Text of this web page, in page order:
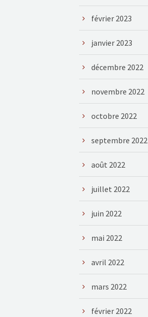
février 2023
janvier 2023
décembre 2022
novembre 2022
octobre 2022
septembre 2022
août 2022
juillet 2022
juin 2022
mai 2022
avril 2022
mars 2022
février 2022